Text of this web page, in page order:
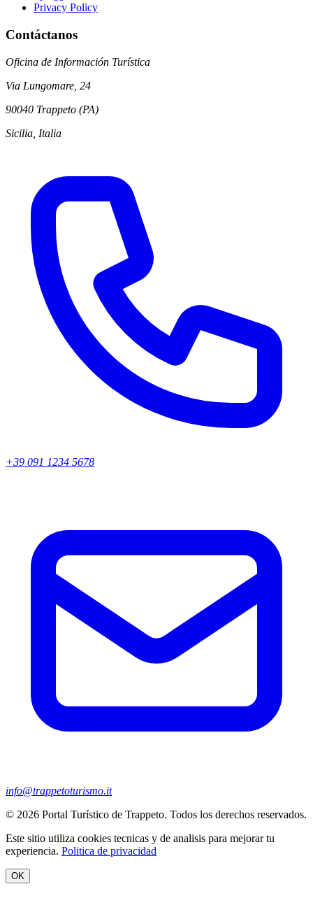
Privacy Policy
Contáctanos
Oficina de Información Turística
Via Lungomare, 24
90040 Trappeto (PA)
Sicilia, Italia
+39 091 1234 5678
info@trappetoturismo.it
© 2026 Portal Turístico de Trappeto. Todos los derechos reservados.
Este sitio utiliza cookies tecnicas y de analisis para mejorar tu
experiencia. Politica de privacidad
OK